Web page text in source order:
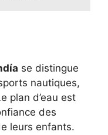
se distingue
nautiques,
plan d’eau est
des
leurs enfants.